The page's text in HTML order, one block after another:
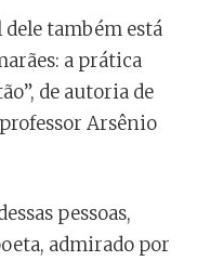
também está
a prática
de autoria de
Arsênio
pessoas,
admirado por